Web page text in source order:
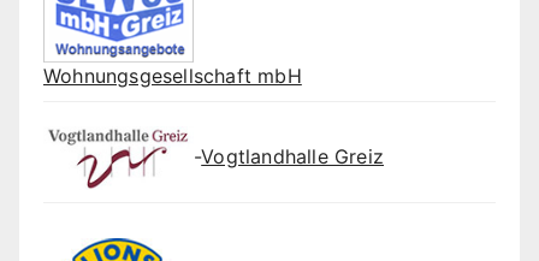
Wohnungsgesellschaft mbH
-Vogtlandhalle Greiz